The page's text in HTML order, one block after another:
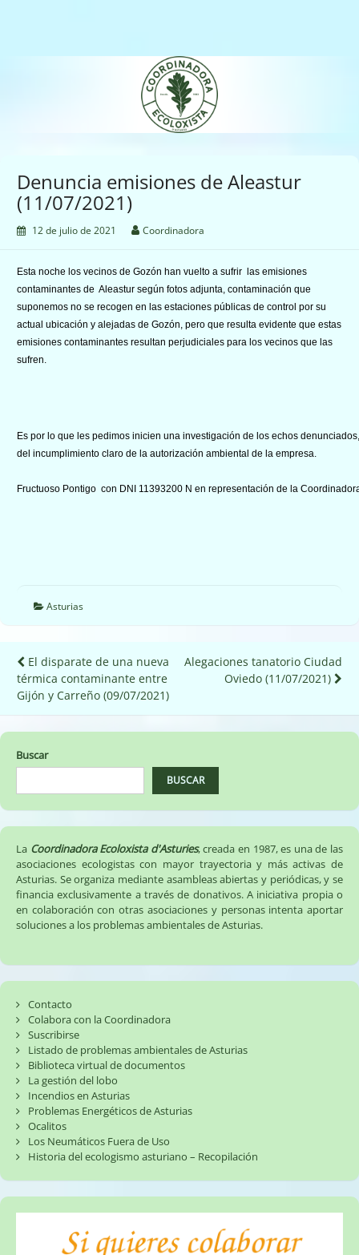
Coordinadora Ecoloxista
d'Asturies
Denuncia emisiones de Aleastur
(11/07/2021)
12 de julio de 2021 Coordinadora
Esta noche los vecinos de Gozón han vuelto a sufrir las emisiones
contaminantes de Aleastur según fotos adjunta, contaminación que
suponemos no se recogen en las estaciones públicas de control por su
actual ubicación y alejadas de Gozón , pero que resulta evidente que estas
emisiones contaminantes resultan perjudiciales para los vecinos que las
sufren.
Es por lo que les pedimos inicien una investigación de los echos
del incumplimiento claro de la autorización ambiental de la empresa.
Fructuoso Pontigo con DNI 11393200 N en representación de la
Asturias
Navegación
de
El disparate de una nueva
térmica contaminante entre
Gijón y Carreño (09/07/2021)
Alegaciones tanatorio Ciudad
Oviedo (11/07/2021)
Buscar
BUSCAR
La Coordinadora Ecoloxista d'Asturies, creada en 1987, es una de las
asociaciones ecologistas con mayor trayectoria y más activas de
Asturias. Se organiza mediante asambleas abiertas y periódicas, y se
financia exclusivamente a través de donativos. A iniciativa propia o
en colaboración con otras asociaciones y personas intenta aportar
soluciones a los problemas ambientales de Asturias.
Contacto
Colabora con la Coordinadora
Suscribirse
Listado de problemas ambientales de Asturias
Biblioteca virtual de documentos
La gestión del lobo
Incendios en Asturias
Problemas Energéticos de Asturias
Ocalitos
Los Neumáticos Fuera de Uso
Historia del ecologismo asturiano – Recopilación